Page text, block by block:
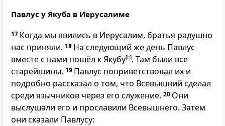
Павлус у Якуба в Иерусалиме
17 Когда мы явились в Иерусалим, братья радушно
нас приняли. 18 На следующий же день Павлус
вместе с нами пошёл к Якубу[b]. Там были все
старейшины. 19 Павлус поприветствовал их и
подробно рассказал о том, что Всевышний сделал
среди язычников через его служение. 20 Они
выслушали его и прославили Всевышнего. Затем
они сказали Павлусу: